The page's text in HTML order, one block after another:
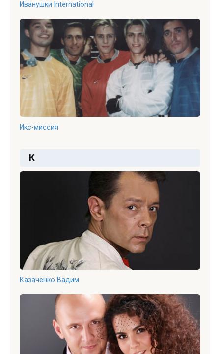
Иванушки International
Икс-миссия
К
Казаченко Вадим